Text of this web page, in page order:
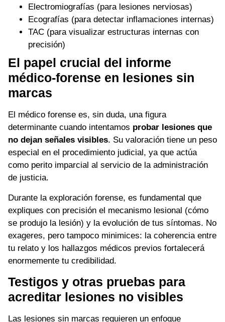
Electromiografías (para lesiones nerviosas)
Ecografías (para detectar inflamaciones internas)
TAC (para visualizar estructuras internas con
precisión)
El papel crucial del informe
médico-forense en lesiones sin
marcas
El médico forense es, sin duda, una figura
determinante cuando intentamos probar lesiones que
no dejan señales visibles. Su valoración tiene un peso
especial en el procedimiento judicial, ya que actúa
como perito imparcial al servicio de la administración
de justicia.
Durante la exploración forense, es fundamental que
expliques con precisión el mecanismo lesional (cómo
se produjo la lesión) y la evolución de tus síntomas. No
exageres, pero tampoco minimices: la coherencia entre
tu relato y los hallazgos médicos previos fortalecerá
enormemente tu credibilidad.
Testigos y otras pruebas para
acreditar lesiones no visibles
Las lesiones sin marcas requieren un enfoque